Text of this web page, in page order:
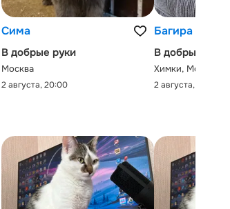
Сима
В добрые руки
Москва
2 августа, 20:00
Багира
В добрые руки
Химки,
2 августа, 0:00